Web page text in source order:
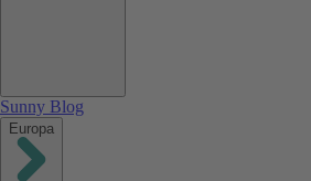
Sunny Blog
Europa